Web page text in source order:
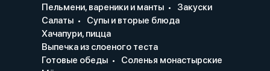
Пельмени, вареники и манты
Закуски
Салаты
Супы и вторые блюда
Хачапури, пицца
Выпечка из слоеного теста
Готовые обеды
Соленья монастырские